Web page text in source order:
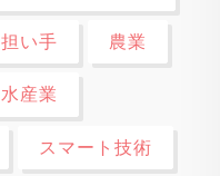
担い手 農業
水産業
スマート技術